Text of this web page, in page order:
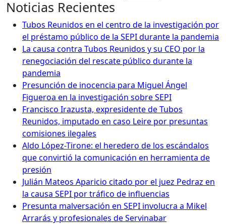
Noticias Recientes
Tubos Reunidos en el centro de la investigación por
el préstamo público de la SEPI durante la pandemia
La causa contra Tubos Reunidos y su CEO por la
renegociación del rescate público durante la
pandemia
Presunción de inocencia para Miguel Ángel
Figueroa en la investigación sobre SEPI
Francisco Irazusta, expresidente de Tubos
Reunidos, imputado en caso Leire por presuntas
comisiones ilegales
Aldo López-Tirone: el heredero de los escándalos
que convirtió la comunicación en herramienta de
presión
Julián Mateos Aparicio citado por el juez Pedraz en
la causa SEPI por tráfico de influencias
Presunta malversación en SEPI involucra a Mikel
Arrarás y profesionales de Servinabar